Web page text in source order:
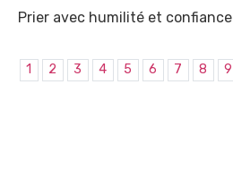
Prier avec humilité et confiance
1 2 3 4 5 6 7 8 9